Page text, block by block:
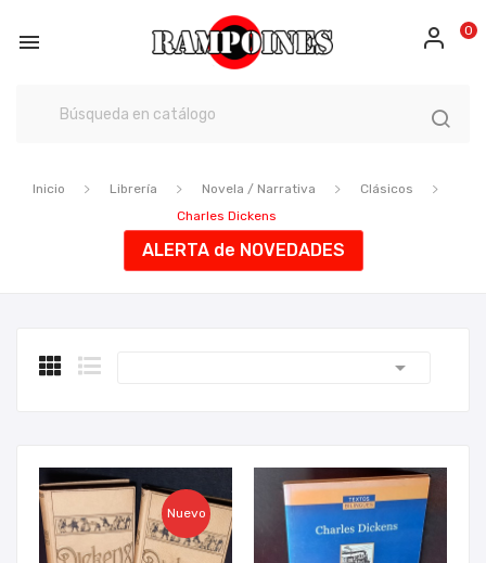
 0
Inicio Librería Novela / Narrativa
Clásicos
Charles Dickens
ALERTA de NOVEDADES

Nuevo